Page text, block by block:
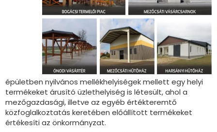
épületben nyilvános mellékhelyiségek mellett egy helyi
termékeket árusító üzlethelyiség is létesült, ahol a
mezőgazdasági, illetve az egyéb értékteremtő
közfoglalkoztatás keretében előállított termékeket
értékesíti az önkormányzat.